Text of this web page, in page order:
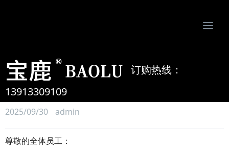
订购热线：
13913309109
关于2025年国庆节、中秋节放
假安排的通知
2025/09/30 admin
尊敬的全体员工：